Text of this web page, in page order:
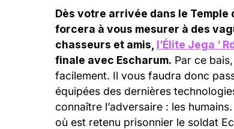
Dès votre arrivée dans le
forcera à vous mesurer à des
chasseurs et amis, l’Élite Jega ‘
finale avec Escharum. Par ce
facilement. Il vous faudra donc
équipées des dernières
connaître l’adversaire : les
où est retenu prisonnier le soldat